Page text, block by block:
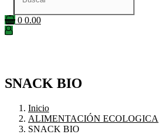
0 0.00
SNACK BIO
Inicio
ALIMENTACIÓN ECOLOGICA
SNACK BIO